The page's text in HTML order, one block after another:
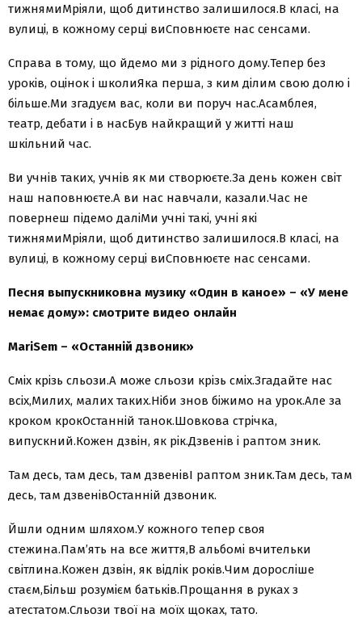
тижнямиМріяли, щоб дитинство залишилося.В класі, на
вулиці, в кожному серці виСповнюєте нас сенсами.
Справа в тому, що йдемо ми з рідного дому.Тепер без
уроків, оцінок і школиЯка перша, з ким ділим свою долю і
більше.Ми згадуєм вас, коли ви поруч нас.Асамблея,
театр, дебати і в насБув найкращий у житті наш
шкільний час.
Ви учнів таких, учнів як ми створюєте.За день кожен світ
наш наповнюєте.А ви нас навчали, казали.Час не
повернеш підемо даліМи учні такі, учні які
тижнямиМріяли, щоб дитинство залишилося.В класі, на
вулиці, в кожному серці виСповнюєте нас сенсами.
Песня выпускниковна музику «Один в каное» – «У мене
немає дому»: смотрите видео онлайн
MariSem – «Останній дзвоник»
Сміх крізь сльози.А може сльози крізь сміх.Згадайте нас
всіх,Милих, малих таких.Ніби знов біжимо на урок.Але за
кроком крокОстанній танок.Шовкова стрічка,
випускний.Кожен дзвін, як рік.Дзвенів і раптом зник.
Там десь, там десь, там дзвенівІ раптом зник.Там десь, там
десь, там дзвенівОстанній дзвоник.
Йшли одним шляхом.У кожного тепер своя
стежина.Пам’ять на все життя,В альбомі вчительки
світлина.Кожен дзвін, як відлік років.Чим доросліше
стаєм,Більш розумієм батьків.Прощання в руках з
атестатом.Сльози твої на моїх щоках, тато.